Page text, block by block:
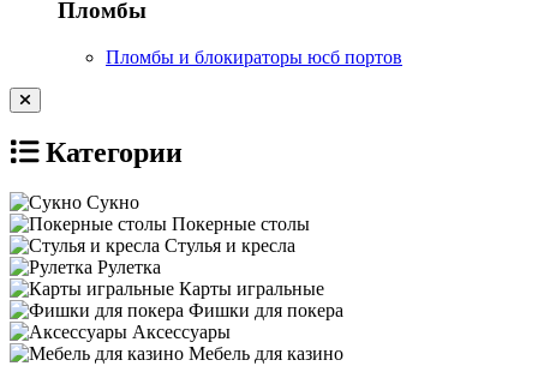
Пломбы
Пломбы и блокираторы юсб портов
Категории
Сукно
Покерные столы
Стулья и кресла
Рулетка
Карты игральные
Фишки для покера
Аксессуары
Мебель для казино